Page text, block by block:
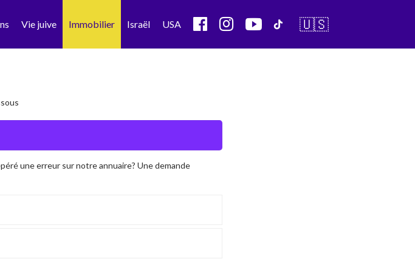
Vie juive Immobilier Israël USA 🇺🇸
une erreur sur notre annuaire? Une demande